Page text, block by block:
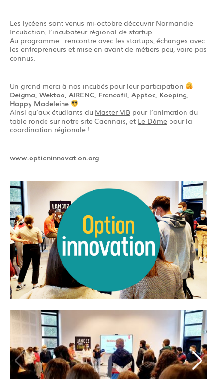
Les lycéens sont venus mi-octobre découvrir Normandie
Incubation, l’incubateur régional de startup !
Au programme : rencontre avec les startups, échanges avec
les entrepreneurs et mise en avant de métiers peu, voire pas
connus.
Un grand merci à nos incubés pour leur participation
Deigma, Wektoo, AIRENC, Francofil, Apptoc, Kooping,
Happy Madeleine
Ainsi qu’aux étudiants du Master VIB pour l’animation du
table ronde sur notre site Caennais, et Le Dôme pour la
coordination régionale !
www.optioninnovation.org
+